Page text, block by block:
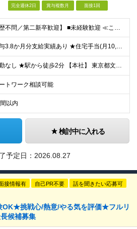
完全週休2日 賞与複数月 面接1回
【学歴不問／第二新卒歓迎】 ■未経験歓迎 ≪こんなお悩みを抱えていてもOK！≫ □ ノルマなどのプレッシャーは苦手な方 →個人ノルマなしのためご安心して始められます！ □ ITの知識が無い方 →入社
★賞与3.8か月分支給実績あり ★住宅手当(月10,000円)や社宅制度(家賃の半額を会社が負担)あり 月給23万5000円～30万円＋交通費＋各種手当＋賞与年2回 ※経験やスキルを考慮して決定い
★転勤なし ★駅から徒歩2分 【本社】 東京都文京区大塚５丁目６－１５ワイビル４０２ (変更の範囲)上記を除く当社関連勤務地
トワーク相談可能
以内
検討中に入れる
予定日： 2026.08.27
接情報有 自己PR不要 話を聞きたい応募可
挑戦心/熱意/やる気を評価★フルリ
候補募集